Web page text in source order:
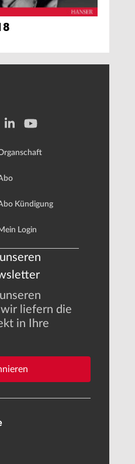
Kündigung
Login
liefern die
in Ihre